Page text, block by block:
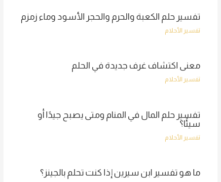
تفسير حلم الكعبة والحرم والحجر الأسود وماء زمزم
تفسير الأحلام
معنى اكتشاف غرف جديدة في الحلم
تفسير الأحلام
تفسير حلم المال في المنام ومتى يصبح جيدًا أو
سيئًا؟
تفسير الأحلام
ما هو تفسير ابن سيرين إذا كنت تحلم بالجينز؟